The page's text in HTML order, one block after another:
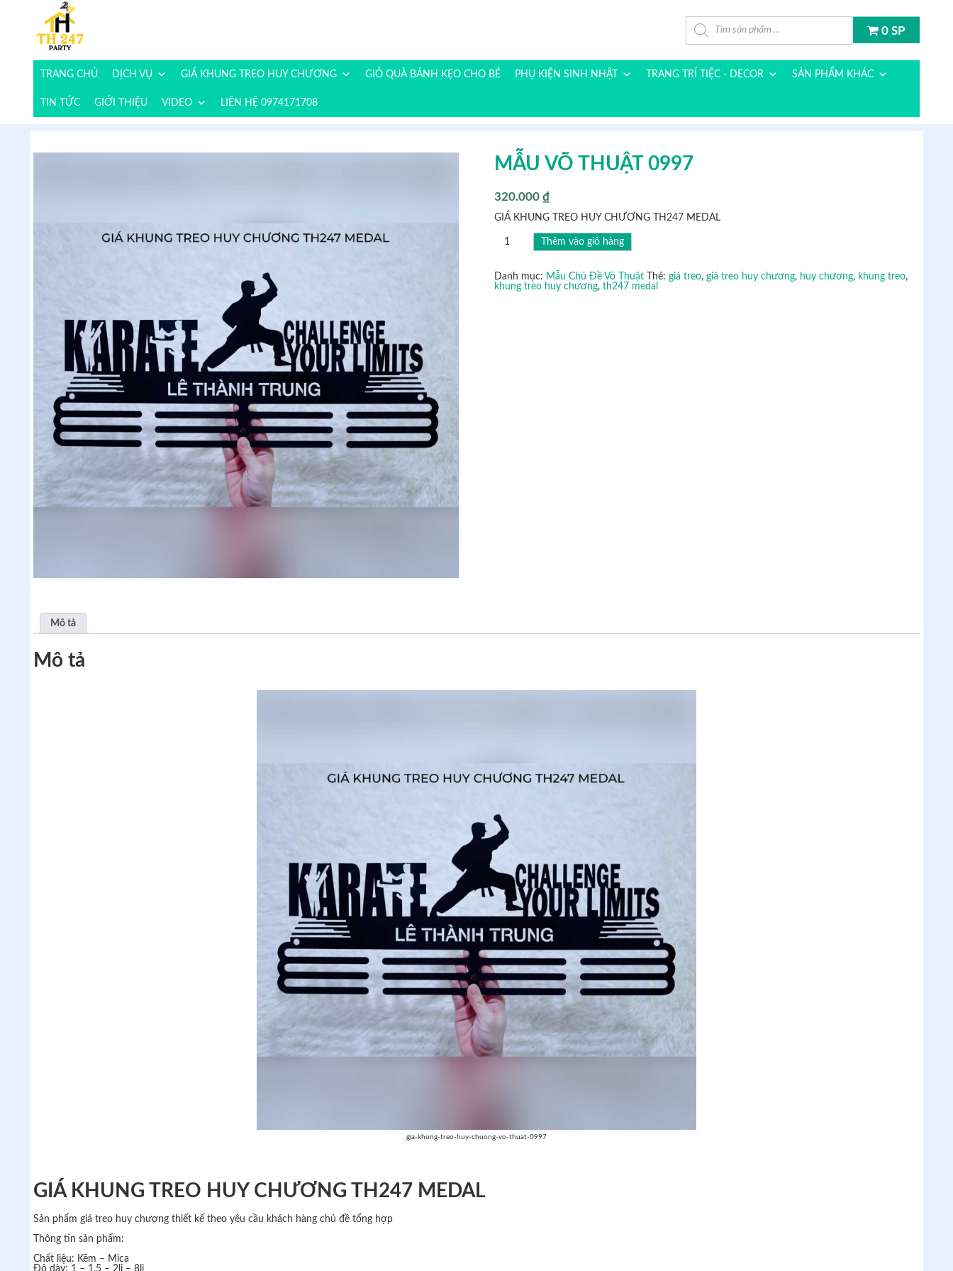
Tìm kiếm sản phẩm
0 SP
TRANG CHỦ DỊCH VỤ GIÁ KHUNG TREO HUY CHƯƠNG GIỎ QUÀ BÁNH KẸO CHO BÉ PHỤ KIỆN SINH NHẬT TRANG TRÍ TIỆC - DECOR SẢN PHẨM KHÁC
TIN TỨC GIỚI THIỆU VIDEO LIÊN HỆ 0974171708
MẪU VÕ THUẬT 0997
320.000 ₫
GIÁ KHUNG TREO HUY CHƯƠNG TH247 MEDAL
MẪU
VÕ
số
lượng
Thêm vào giỏ hàng
Danh mục: Mẫu Chủ Đề Võ Thuật Thẻ: giá treo, giá treo huy chương, huy chương, khung treo,
khung treo huy chương, th247 medal
Mô tả
Mô tả
gia-khung-treo-huy-chuong-vo-thuat-0997
GIÁ KHUNG TREO HUY CHƯƠNG TH247 MEDAL
Sản phẩm giá treo huy chương thiết kế theo yêu cầu khách hàng chủ đề tổng hợp
Thông tin sản phẩm:
Chất liệu: Kẽm – Mica
Độ dày: 1 – 1,5 – 2li – 8li